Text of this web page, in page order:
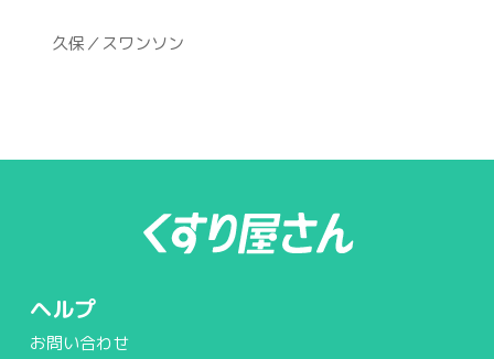
久保／スワンソン
ヘルプ
お問い合わせ